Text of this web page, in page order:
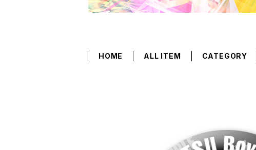
HOME ALL ITEM CATEGORY